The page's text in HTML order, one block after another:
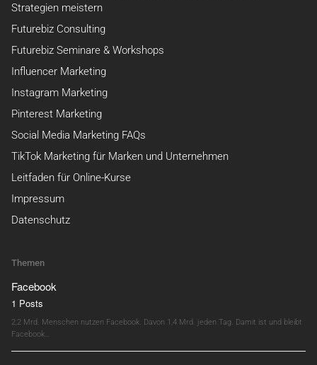
Strategien meistern
Futurebiz Consulting
Futurebiz Seminare & Workshops
Influencer Marketing
Instagram Marketing
Pinterest Marketing
Social Media Marketing FAQs
TikTok Marketing für Marken und Unternehmen
Leitfaden für Online-Kurse
Impressum
Datenschutz
Themen
Facebook
1 Posts
2,2 Mrd. Menschen nutzen Facebook. Davon 1,4 Mrd. jeden Tag. Damit ist und bleibt
Facebook…